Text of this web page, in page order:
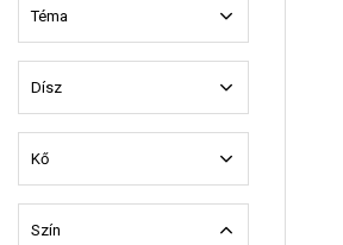
Téma
Dísz
Kő
Szín